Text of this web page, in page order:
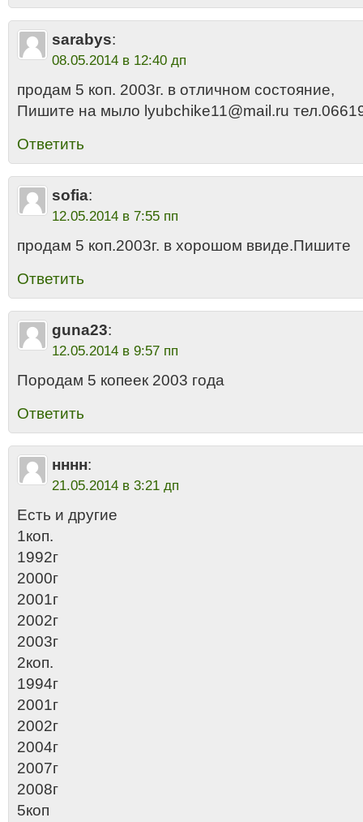
sarabys:
08.05.2014 в 12:40 дп
продам 5 коп. 2003г. в отличном состояние,
Пишите на мыло lyubchike11@mail.ru
Ответить
sofia:
12.05.2014 в 7:55 пп
продам 5 коп.2003г. в хорошом ввиде.Пишите
Ответить
guna23:
12.05.2014 в 9:57 пп
Породам 5 копеек 2003 года
Ответить
нннн:
21.05.2014 в 3:21 дп
Есть и другие
1коп.
1992г
2000г
2001г
2002г
2003г
2коп.
1994г
2001г
2002г
2004г
2007г
2008г
5коп